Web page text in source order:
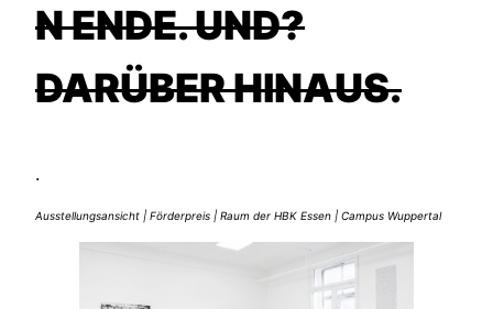
N ENDE. UND?
DARÜBER HINAUS.
.
Ausstellungsansicht | Förderpreis | Raum der HBK Essen | Campus Wuppertal